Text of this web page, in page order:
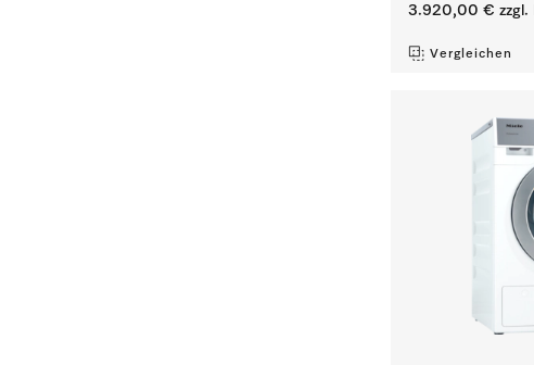
3.920,00 € zzgl.
Vergleichen